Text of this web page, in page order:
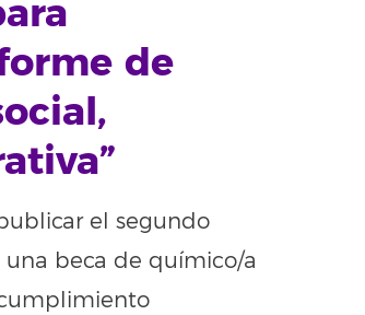
de
el segundo
beca de químico/a